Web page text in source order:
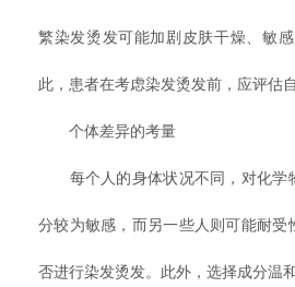
繁染发烫发可能加剧皮肤干燥、敏
此，患者在考虑染发烫发前，应评估
个体差异的考量
每个人的身体状况不同，对化学
分较为敏感，而另一些人则可能耐
否进行染发烫发。此外，选择成分温